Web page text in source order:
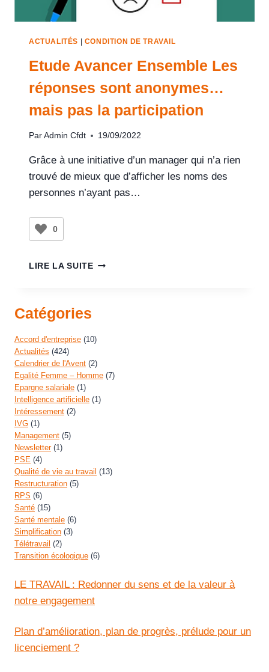
ACTUALITÉS | CONDITION DE TRAVAIL
Etude Avancer Ensemble Les
réponses sont anonymes…
mais pas la participation
Par Admin Cfdt 19/09/2022
Grâce à une initiative d’un manager qui n’a rien
trouvé de mieux que d’afficher les noms des
personnes n’ayant pas…
0
LIRE LA SUITE
Catégories
Accord d'entreprise (10)
Actualités (424)
Calendrier de l'Avent (2)
Egalité Femme – Homme (7)
Epargne salariale (1)
Intelligence artificielle (1)
Intéressement (2)
IVG (1)
Management (5)
Newsletter(1)
PSE (4)
Qualité de vie au travail (13)
Restructuration (5)
RPS (6)
Santé (15)
Santé mentale (6)
Simplification (3)
Télétravail (2)
Transition écologique (6)
LE TRAVAIL : Redonner du sens et de la valeur à
notre engagement
Plan d’amélioration, plan de progrès, prélude pour un
licenciement ?